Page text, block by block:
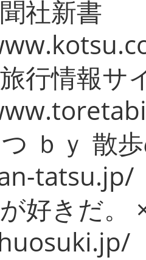
社新書
行情報サ
ｂｙ 散
tatsu.jp/
好きだ。